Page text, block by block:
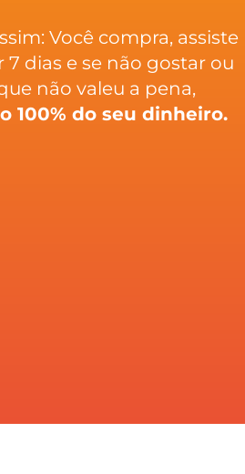
Você compra, assiste
7 dias e se não gostar ou
não valeu a pena,
100% do seu dinheiro.